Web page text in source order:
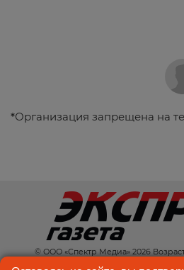
*Организация запрещена на
© ООО «Спектр Медиа» 2026